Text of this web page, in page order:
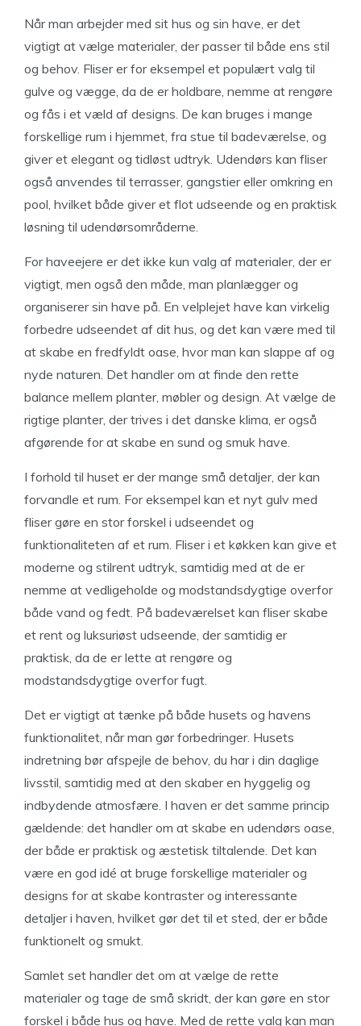
Når man arbejder med sit hus og sin have, er det
vigtigt at vælge materialer, der passer til både ens stil
og behov. Fliser er for eksempel et populært valg til
gulve og vægge, da de er holdbare, nemme at rengøre
og fås i et væld af designs. De kan bruges i mange
forskellige rum i hjemmet, fra stue til badeværelse, og
giver et elegant og tidløst udtryk. Udendørs kan fliser
også anvendes til terrasser, gangstier eller omkring en
pool, hvilket både giver et flot udseende og en praktisk
løsning til udendørsområderne.
For haveejere er det ikke kun valg af materialer, der er
vigtigt, men også den måde, man planlægger og
organiserer sin have på. En velplejet have kan virkelig
forbedre udseendet af dit hus, og det kan være med til
at skabe en fredfyldt oase, hvor man kan slappe af og
nyde naturen. Det handler om at finde den rette
balance mellem planter, møbler og design. At vælge de
rigtige planter, der trives i det danske klima, er også
afgørende for at skabe en sund og smuk have.
I forhold til huset er der mange små detaljer, der kan
forvandle et rum. For eksempel kan et nyt gulv med
fliser gøre en stor forskel i udseendet og
funktionaliteten af et rum. Fliser i et køkken kan give et
moderne og stilrent udtryk, samtidig med at de er
nemme at vedligeholde og modstandsdygtige overfor
både vand og fedt. På badeværelset kan fliser skabe
et rent og luksuriøst udseende, der samtidig er
praktisk, da de er lette at rengøre og
modstandsdygtige overfor fugt.
Det er vigtigt at tænke på både husets og havens
funktionalitet, når man gør forbedringer. Husets
indretning bør afspejle de behov, du har i din daglige
livsstil, samtidig med at den skaber en hyggelig og
indbydende atmosfære. I haven er det samme princip
gældende: det handler om at skabe en udendørs oase,
der både er praktisk og æstetisk tiltalende. Det kan
være en god idé at bruge forskellige materialer og
designs for at skabe kontraster og interessante
detaljer i haven, hvilket gør det til et sted, der er både
funktionelt og smukt.
Samlet set handler det om at vælge de rette
materialer og tage de små skridt, der kan gøre en stor
forskel i både hus og have. Med de rette valg kan man